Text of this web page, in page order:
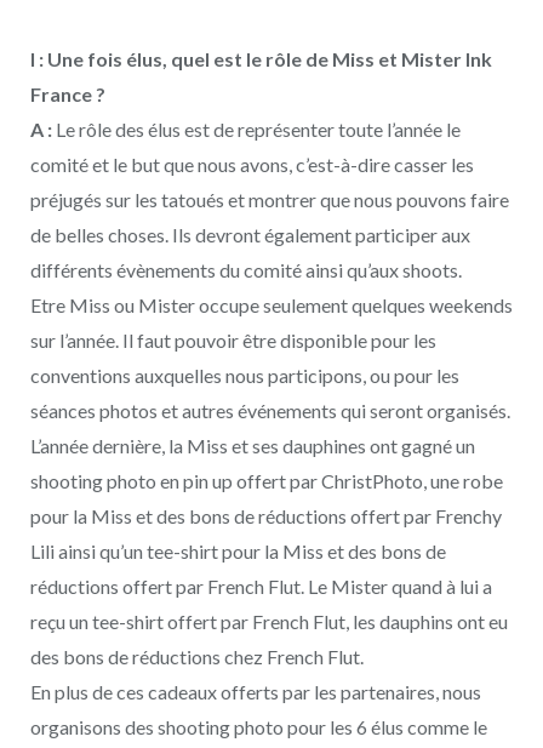
I : Une fois élus, quel est le rôle de Miss et Mister Ink
France ?
A : Le rôle des élus est de représenter toute l’année le
comité et le but que nous avons, c’est-à-dire casser les
préjugés sur les tatoués et montrer que nous pouvons faire
de belles choses. Ils devront également participer aux
différents évènements du comité ainsi qu’aux shoots.
Etre Miss ou Mister occupe seulement quelques weekends
sur l’année. Il faut pouvoir être disponible pour les
conventions auxquelles nous participons, ou pour les
séances photos et autres événements qui seront organisés.
L’année dernière, la Miss et ses dauphines ont gagné un
shooting photo en pin up offert par ChristPhoto, une robe
pour la Miss et des bons de réductions offert par Frenchy
Lili ainsi qu’un tee-shirt pour la Miss et des bons de
réductions offert par French Flut. Le Mister quand à lui a
reçu un tee-shirt offert par French Flut, les dauphins ont eu
des bons de réductions chez French Flut.
En plus de ces cadeaux offerts par les partenaires, nous
organisons des shooting photo pour les 6 élus comme le